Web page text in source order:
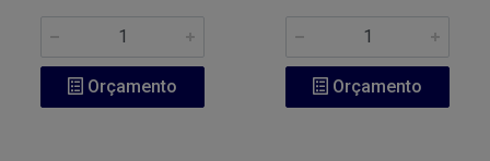
Orçamento Orçamento